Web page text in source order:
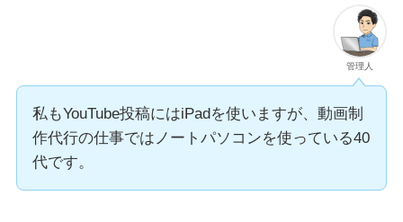
管理人
私もYouTube投稿にはiPadを使いますが、動画制
作代行の仕事ではノートパソコンを使っている40
代です。